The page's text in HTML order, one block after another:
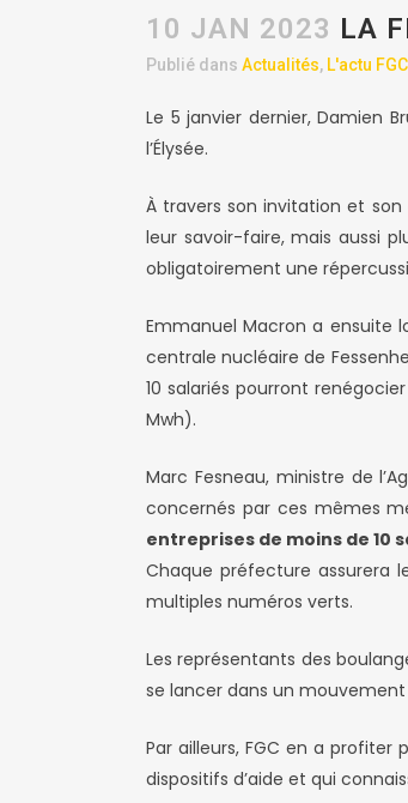
10 JAN 2023 LA
Publié dans Actualités, L'actu FGC
Le 5 janvier dernier, Damien
l’Élysée.
À travers son invitation et son
leur savoir-faire, mais aussi
obligatoirement une
Emmanuel Macron a ensuite
centrale nucléaire de
10 salariés pourront
Mwh).
Marc Fesneau, ministre de
concernés par ces mêmes
entreprises de moins de 10
Chaque préfecture assurera
multiples numéros verts.
Les représentants des
se lancer dans un
Par ailleurs, FGC en a
dispositifs d’aide et qui